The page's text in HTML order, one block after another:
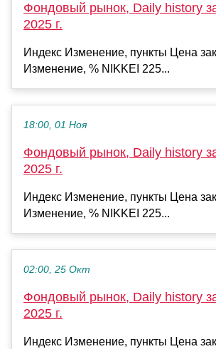
Фондовый рынок, Daily history
2025 г.
Индекс Изменение, пункты Цена
Изменение, % NIKKEI 225...
18:00, 01 Ноя
Фондовый рынок, Daily history
2025 г.
Индекс Изменение, пункты Цена
Изменение, % NIKKEI 225...
02:00, 25 Окт
Фондовый рынок, Daily history
2025 г.
Индекс Изменение, пункты Цена